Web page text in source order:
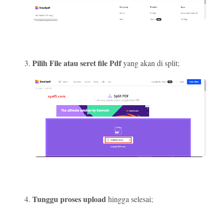
Pilih File atau seret file Pdfyang akan di split;
Tunggu proses upload hingga selesai;